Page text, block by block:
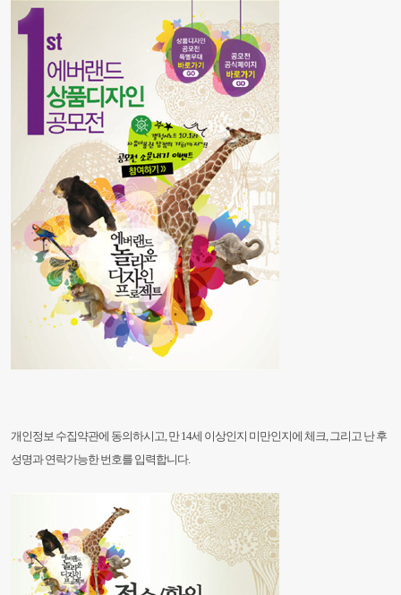
개인정보 수집약관에 동의하시고, 만 14세 이상인지 미만인지에 체크, 그리고 난 후
성명과 연락가능한 번호를 입력합니다.